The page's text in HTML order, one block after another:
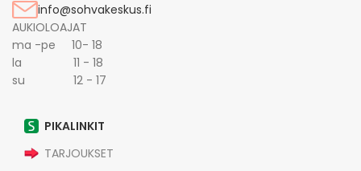
info@sohvakeskus.fi
AUKIOLOAJAT
ma -pe 10- 18
la 11 - 18
su 12 - 17
PIKALINKIT
TARJOUKSET